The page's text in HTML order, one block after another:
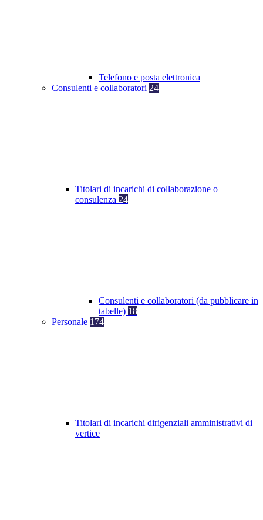
Telefono e posta elettronica
Consulenti e collaboratori 24
Titolari di incarichi di collaborazione o
consulenza 24
Consulenti e collaboratori (da pubblicare in
tabelle) 18
Personale 174
Titolari di incarichi dirigenziali amministrativi di
vertice